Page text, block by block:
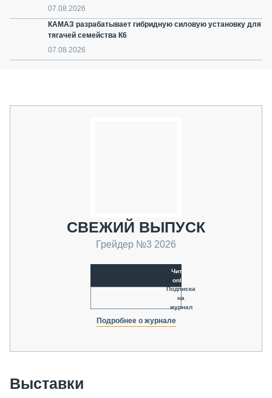
07.08.2026
КАМАЗ разрабатывает гибридную силовую установку для
тягачей семейства К6
07.08.2026
СВЕЖИЙ ВЫПУСК
Грейдер №3 2026
Читать
online
Подписка
на
журнал
Подробнее о журнале
Выставки